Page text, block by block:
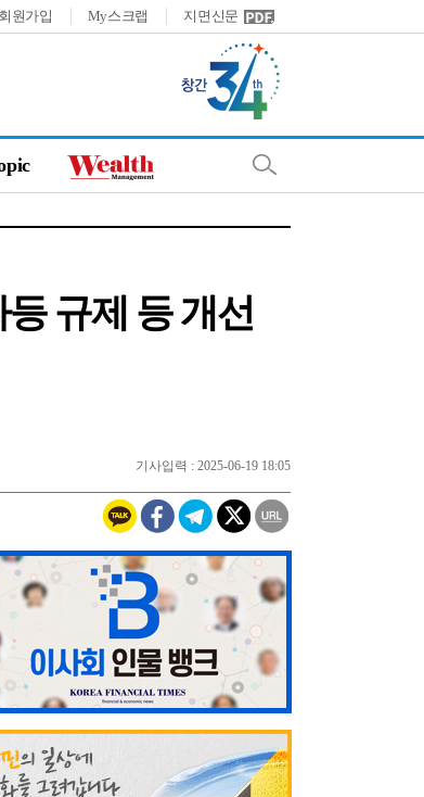
회원가입 My스크랩 지면신문
규제 등 개선
기사입력 : 2025-06-19 18:05